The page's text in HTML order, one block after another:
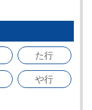
た行
や行